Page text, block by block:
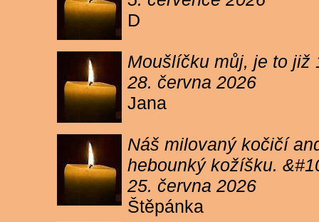
D
Moušlíčku můj, je to již
28. června 2026
Jana
Náš milovaný kočičí
hebounký kožíšku.
25. června 2026
Štěpánka